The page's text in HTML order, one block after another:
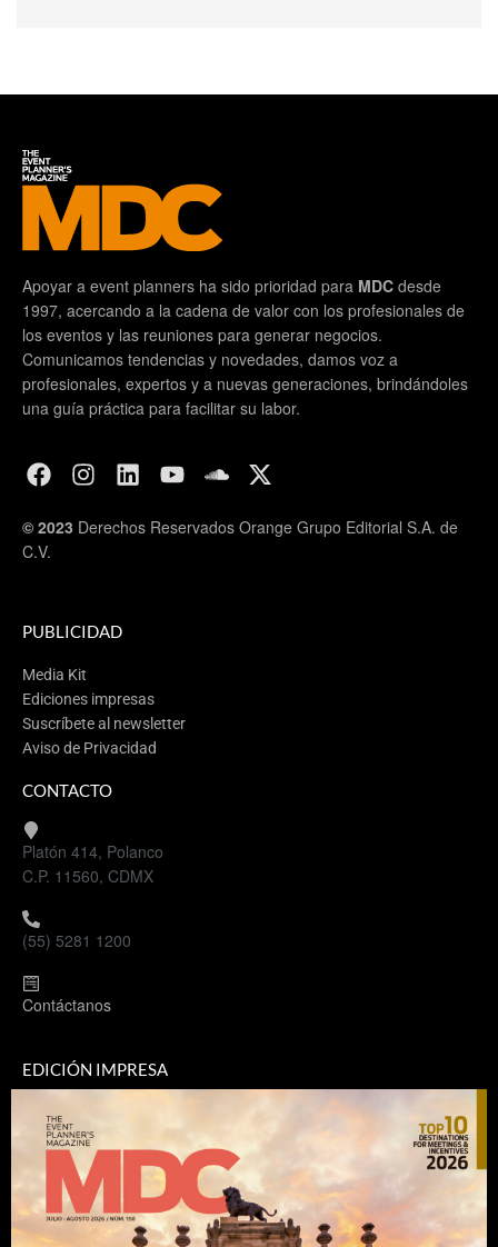
Apoyar a event planners ha sido prioridad para MDC desde
1997, acercando a la cadena de valor con los profesionales de
los eventos y las reuniones para generar negocios.
Comunicamos tendencias y novedades, damos voz a
profesionales, expertos y a nuevas generaciones, brindándoles
una guía práctica para facilitar su labor.
© 2023 Derechos Reservados Orange Grupo Editorial S.A. de
C.V.
PUBLICIDAD
Media Kit
Ediciones impresas
Suscríbete al newsletter
Aviso de Privacidad
CONTACTO
Platón 414, Polanco
C.P. 11560, CDMX
(55) 5281 1200
Contáctanos
EDICIÓN IMPRESA